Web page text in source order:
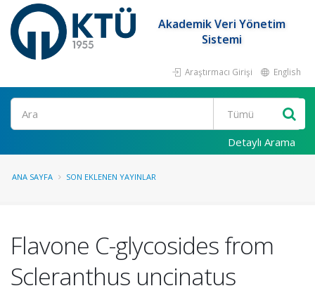
Akademik Veri Yönetim
Sistemi
Araştırmacı Girişi English
Ara
Detaylı Arama
ANA SAYFA SON EKLENEN YAYINLAR
Flavone C-glycosides from
Scleranthus uncinatus